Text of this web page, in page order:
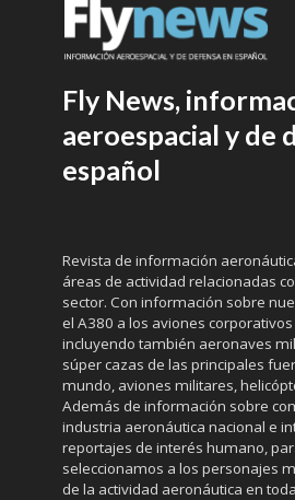
Fly News,
aeroespacial y de
español
Revista de información
áreas de actividad relacionadas
sector. Con información sobre
el A380 a los aviones
incluyendo también aeronaves
súper cazas de las principales
mundo, aviones militares,
Además de información sobre
industria aeronáutica nacional e
reportajes de interés humano,
seleccionamos a los personajes
de la actividad aeronáutica en